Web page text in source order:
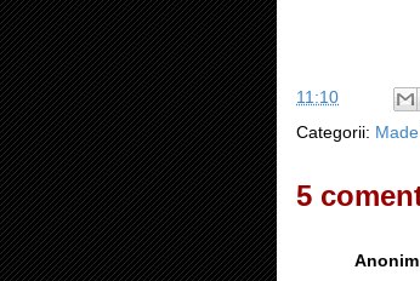
11:10
Categorii:
5
Anonim